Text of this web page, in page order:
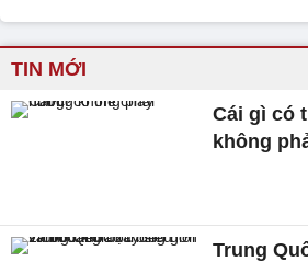
TIN MỚI
Cái gì có
không
Trung